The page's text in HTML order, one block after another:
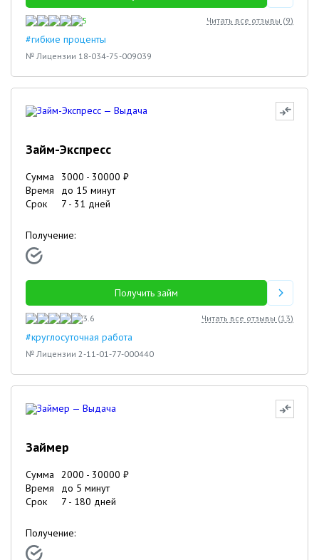
5 Читать все отзывы (9)
#гибкие проценты
№ Лицензии 18-034-75-009039
Займ-Экспресс
Сумма 3000 - 30000 ₽
Время
до 15 минут
Срок
7 - 31 дней
Получение:
Получить займ
3.6 Читать все отзывы (13)
#круглосуточная работа
№ Лицензии 2-11-01-77-000440
Займер
Сумма 2000 - 30000 ₽
Время
до 5 минут
Срок
7 - 180 дней
Получение: